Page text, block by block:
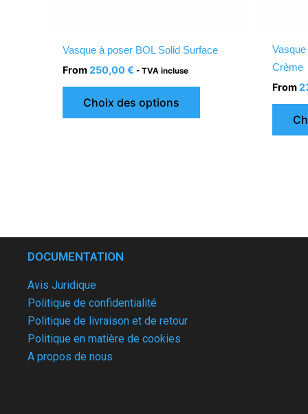
Vasque à poser BOL Solid Surface
From250,00€ - TVA incluse
Choix des options
page
Crème
From
DOCUMENTATION
Avis Juridique
Politique de confidentialité
Politique de livraison et de retour
Politique en matière de cookies
A propos de nous